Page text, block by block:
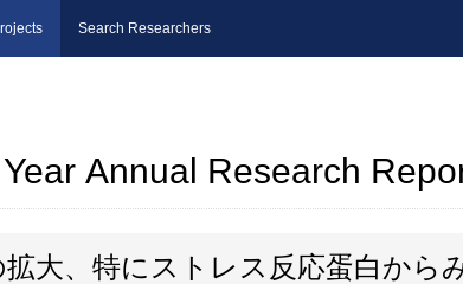
Search Researchers
Annual Research
拡大、特にストレス反応蛋白から